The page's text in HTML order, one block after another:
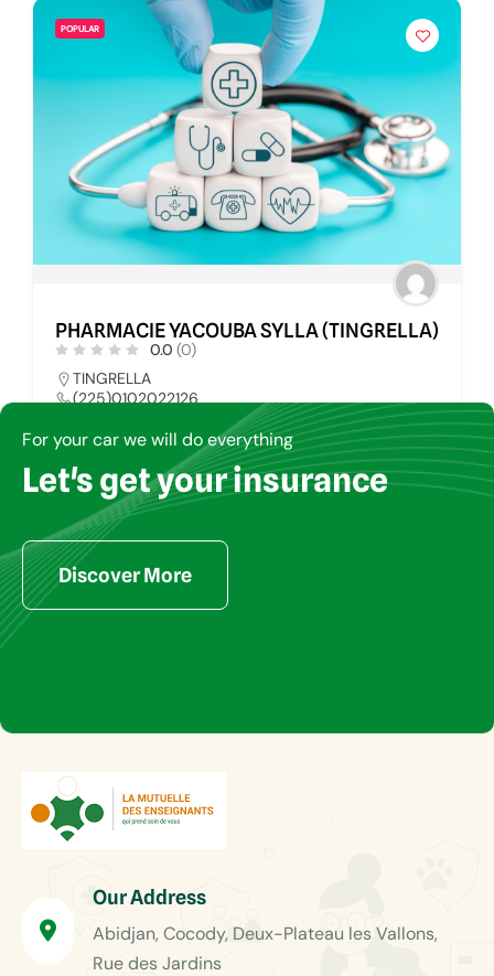
POPULAR
PHARMACIE YACOUBA SYLLA (TINGRELLA)
0.0 (0)
TINGRELLA
(225)0102022126
PHARMACIE 34
For your car we will do everything
Let's get your insurance
Discover More
Our Address
Abidjan, Cocody, Deux-Plateau les Vallons,
Rue des Jardins